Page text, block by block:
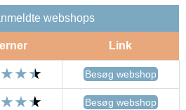
webshops
Link
Besøg webshop
Besøg webshop